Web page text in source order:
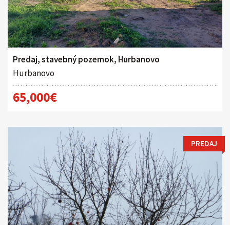
Predaj, stavebný pozemok, Hurbanovo
Hurbanovo
65,000€
PREDAJ